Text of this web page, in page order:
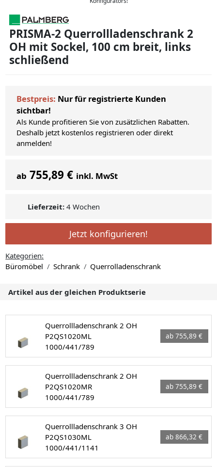
PRISMA-2 Querrollladenschrank 2
OH mit Sockel, 100 cm breit, links
schließend
Bestpreis: Nur für registrierte Kunden
sichtbar!
Als Kunde profitieren Sie von zusätzlichen Rabatten.
Deshalb jetzt kostenlos registrieren oder direkt
anmelden!
ab 755,89 € inkl. MwSt
Lieferzeit: 4 Wochen
Jetzt konfigurieren!
Kategorien:
Büromöbel
Schrank Querrolladenschrank
Artikel aus der gleichen Produktserie
Querrollladenschrank 2 OH
P2QS1020ML
1000/441/789
ab 755,89 €
Querrollladenschrank 2 OH
P2QS1020MR
1000/441/789
ab 755,89 €
Querrollladenschrank 3 OH
P2QS1030ML
1000/441/1141
ab 866,32 €